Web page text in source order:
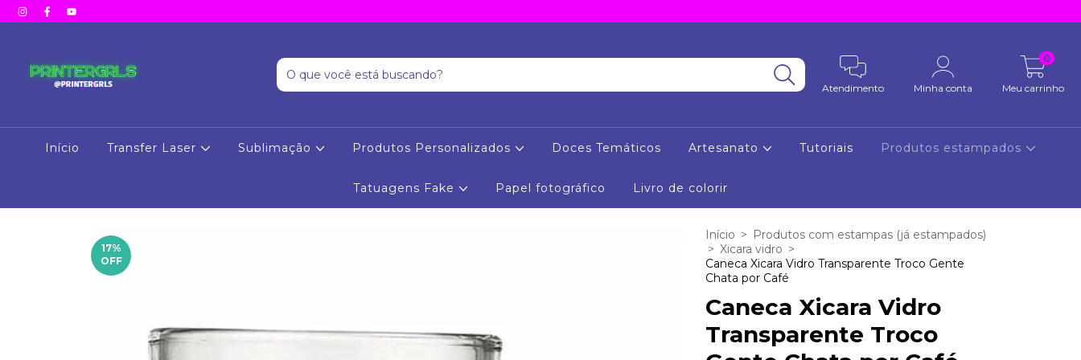
Atendimento Minha conta Meu carrinho
0
Início Transfer Laser Sublimação Produtos Personalizados Doces Temáticos Artesanato Tutoriais Produtos estampados
Tatuagens Fake Papel fotográfico Livro de colorir
17%
OFF
Início > Produtos com estampas (já estampados)
> Xicara vidro >
Caneca Xicara Vidro Transparente Troco Gente
Chata por Café
Caneca Xicara Vidro
Transparente Troco